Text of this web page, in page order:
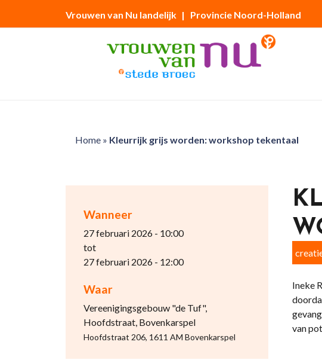
Vrouwen van Nu landelijk | Provincie Noord-Holland
Home» Kleurrijk grijs worden: workshop tekentaal
Wanneer
27 februari 2026 - 10:00
tot
27 februari 2026 - 12:00
Waar
Vereenigingsgebouw "de Tuf",
Hoofdstraat, Bovenkarspel
Hoofdstraat 206, 1611 AM Bovenkarspel
Ineke
van